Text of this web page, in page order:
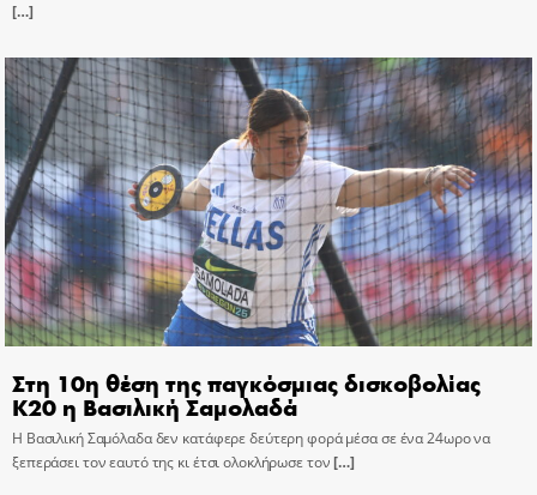
[…]
Στη 10η θέση της παγκόσμιας δισκοβολίας
Κ20 η Βασιλική Σαμολαδά
Η Βασιλική Σαμόλαδα δεν κατάφερε δεύτερη φορά μέσα σε ένα 24ωρο να
ξεπεράσει τον εαυτό της κι έτσι ολοκλήρωσε τον[…]